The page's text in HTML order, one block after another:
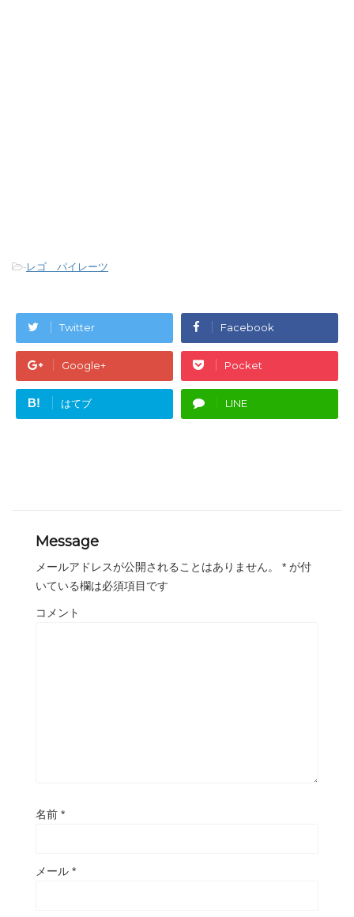
-レゴ パイレーツ
Twitter Facebook
Google+ Pocket
B! はてブ LINE
Message
メールアドレスが公開されることはありません。 * が付
いている欄は必須項目です
コメント
名前 *
メール *